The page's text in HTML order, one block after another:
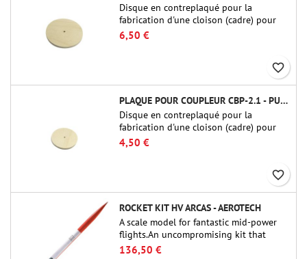
Disque en contreplaqué pour la
fabrication d'une cloison (cadre) pour
raccords tubulaires de 75 mm de Public
Missiles Ltd. (PT-3.0/QT-3.0)
6,50 €
favorite_border
PLAQUE POUR COUPLEUR CBP-2.1 - PUBLIC MISSILES LTD.
Disque en contreplaqué pour la
fabrication d'une cloison (cadre) pour
raccords tubulaires de 54 mm de Public
Missiles Ltd. (PT-2.1 ou QT-2.1)
4,50 €
favorite_border
ROCKET KIT HV ARCAS - AEROTECH
A scale model for fantastic mid-power
flights.An uncompromising kit that
allows you to build a replica of one of
136,50 €